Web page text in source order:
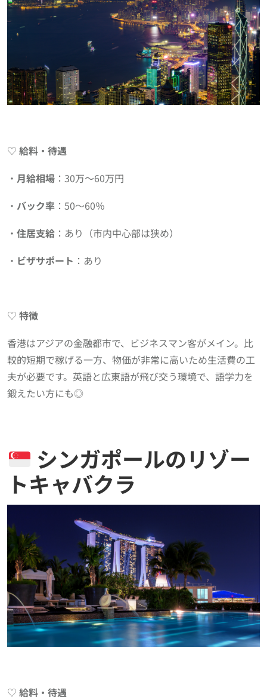
♡ 給料・待遇
・ 月給相場 ：30万〜60万円
・ バック率 ：50〜60％
・ 住居支給 ：あり（市内中心部は狭め）
・ ビザサポート ：あり
♡ 特徴
香港はアジアの金融都市で、ビジネスマン客がメイン。比
較的短期で稼げる一方、物価が非常に高いため生活費の工
夫が必要です。英語と広東語が飛び交う環境で、語学力を
鍛えたい方にも◎
シンガポールのリゾー
トキャバクラ
♡ 給料・待遇